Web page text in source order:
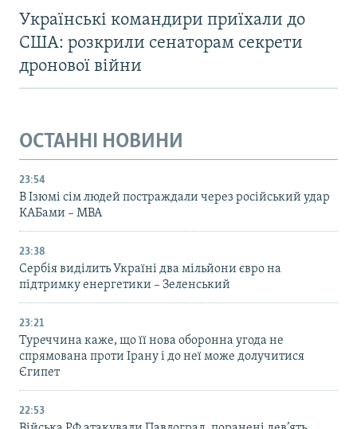
Українські командири приїхали до
США: розкрили сенаторам секрети
дронової війни
ОСТАННІ НОВИНИ
23:54
В Ізюмі сім людей постраждали через російський удар
КАБами – МВА
23:38
Сербія виділить Україні два мільйони євро на
підтримку енергетики – Зеленський
23:21
Туреччина каже, що її нова оборонна угода не
спрямована проти Ірану і до неї може долучитися
Єгипет
22:53